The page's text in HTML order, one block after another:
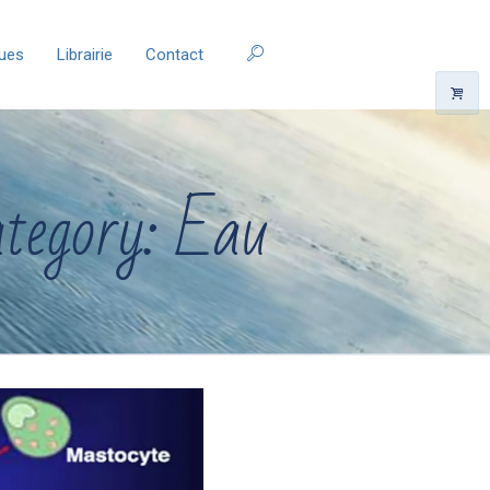
Librairie Contact
Eau